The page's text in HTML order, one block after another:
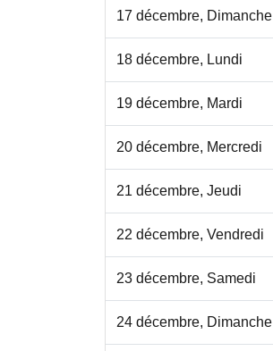
17 décembre, Dimanche
18 décembre, Lundi
19 décembre, Mardi
20 décembre, Mercredi
21 décembre, Jeudi
22 décembre, Vendredi
23 décembre, Samedi
24 décembre, Dimanche